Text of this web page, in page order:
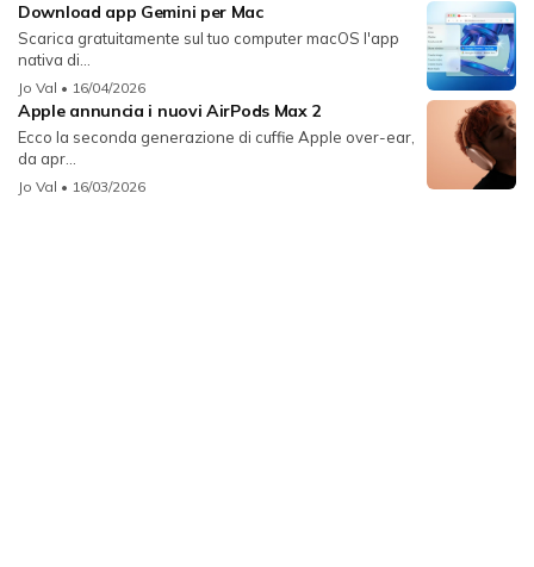
Download app Gemini per Mac
Scarica gratuitamente sul tuo computer macOS l'app
nativa di...
Jo Val • 16/04/2026
Apple annuncia i nuovi AirPods Max 2
Ecco la seconda generazione di cuffie Apple over-ear,
da apr...
Jo Val • 16/03/2026